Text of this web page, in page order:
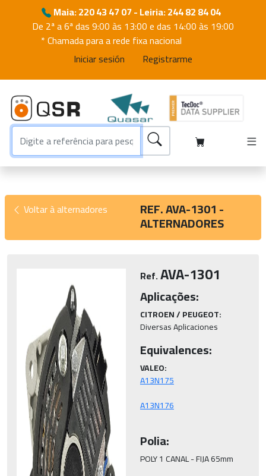
Maia: 220 43 47 07 - Leiria: 244 82 84 04
De 2ª a 6ª das 9:00 às 13:00 e das 14:00 às 19:00
* Chamada para a rede fixa nacional
Iniciar sesión
Registrarme
Voltar à alternadores REF. AVA-1301 -
ALTERNADORES
Ref.AVA-1301
Aplicações:
CITROEN / PEUGEOT:
Diversas Aplicaciones
Equivalences:
VALEO:
Polia:
POLY 1 CANAL - FIJA 65mm